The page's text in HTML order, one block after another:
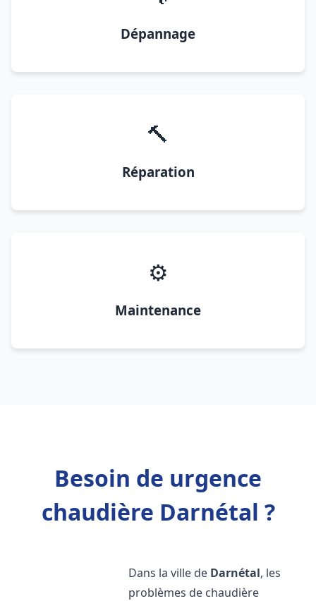
Dépannage
🔨
Réparation
⚙️
Maintenance
Besoin de urgence
chaudière Darnétal ?
Dans la ville de Darnétal, les
problèmes de chaudière